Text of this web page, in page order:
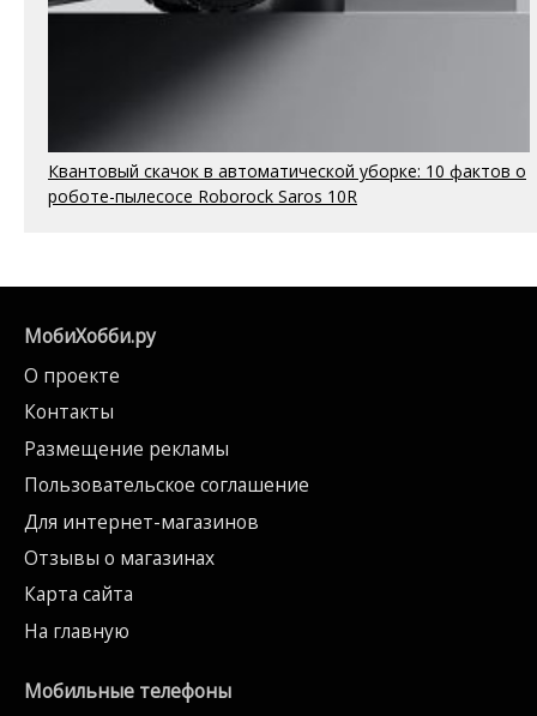
Квантовый скачок в автоматической уборке: 10 фактов о
роботе-пылесосе Roborock Saros 10R
МобиХобби.ру
О проекте
Контакты
Размещение рекламы
Пользовательское соглашение
Для интернет-магазинов
Отзывы о магазинах
Карта сайта
На главную
Мобильные телефоны